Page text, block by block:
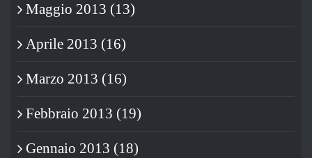
Maggio 2013 (13)
Aprile 2013 (16)
Marzo 2013 (16)
Febbraio 2013 (19)
Gennaio 2013 (18)